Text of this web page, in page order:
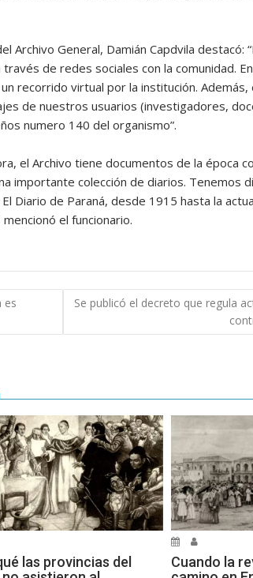
General, Damián Capdvila destacó:
de redes sociales con la comunidad.
recorrido virtual por la institución.
de nuestros usuarios (investigadores,
numero 140 del organismo”.
el Archivo tiene documentos de la época
importante colección de diarios. Tenemos
Diario de Paraná, desde 1915 hasta la
el funcionario.
es
Se publicó el decreto que regula
las provincias del
Cuando la